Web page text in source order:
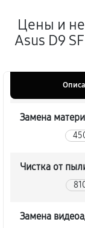
Цены и
Asus D9
Замена
Чистка от
Замена